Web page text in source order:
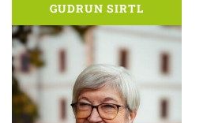
GUDRUN SIRTL